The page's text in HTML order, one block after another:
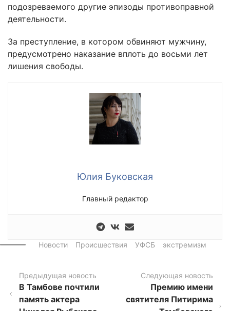
подозреваемого другие эпизоды противоправной
деятельности.
За преступление, в котором обвиняют мужчину,
предусмотрено наказание вплоть до восьми лет
лишения свободы.
Юлия Буковская
Главный редактор
Новости Происшествия УФСБ экстремизм
Предыдущая новость
В Тамбове почтили
память актера
Следующая новость
Премию имени
святителя Питирима